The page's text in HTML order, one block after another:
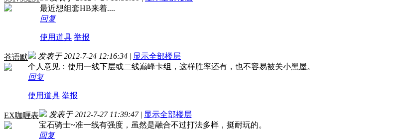
最近想组套HB来着....
回复
使用道具 举报
苍语默 发表于 2012-7-24 12:16:34 | 显示全部楼层
个人意见：使用一线下层或二线巅峰卡组，这样胜率还有，也不容易被关小黑屋。
回复
使用道具 举报
EX咖喱表 发表于 2012-7-27 11:39:47 | 显示全部楼层
宝石骑士~准一线有强度，虽然是融合不过打法多样，挺耐玩的。
回复